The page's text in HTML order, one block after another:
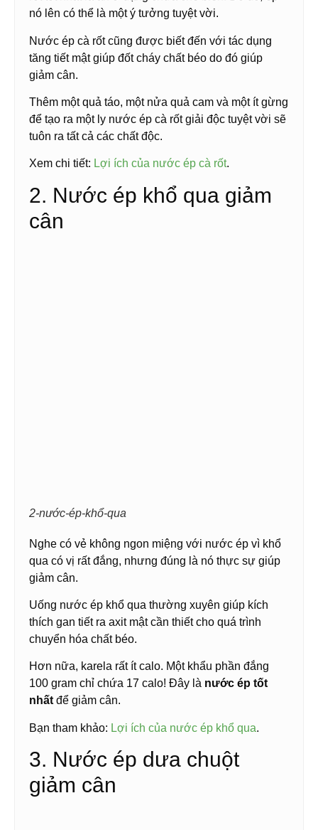
nó lên có thể là một ý tưởng tuyệt vời.
Nước ép cà rốt cũng được biết đến với tác dụng
tăng tiết mật giúp đốt cháy chất béo do đó giúp
giảm cân.
Thêm một quả táo, một nửa quả cam và một ít gừng
để tạo ra một ly nước ép cà rốt giải độc tuyệt vời sẽ
tuôn ra tất cả các chất độc.
Xem chi tiết: Lợi ích của nước ép cà rốt.
2. Nước ép khổ qua giảm
cân
2-nước-ép-khổ-qua
Nghe có vẻ không ngon miệng với nước ép vì khổ
qua có vị rất đắng, nhưng đúng là nó thực sự giúp
giảm cân.
Uống nước ép khổ qua thường xuyên giúp kích
thích gan tiết ra axit mật cần thiết cho quá trình
chuyển hóa chất béo.
Hơn nữa, karela rất ít calo. Một khẩu phần đắng
100 gram chỉ chứa 17 calo! Đây là nước ép tốt
nhấtđể giảm cân.
Bạn tham khảo: Lợi ích của nước ép khổ qua.
3. Nước ép dưa chuột
giảm cân